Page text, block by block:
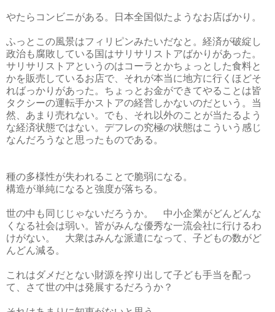
やたらコンビニがある。日本全国似たようなお店ばかり。
ふっとこの風景はフィリピンみたいだなと。経済が破綻し
政治も腐敗している国はサリサリストアばかりがあった。
サリサリストアというのはコーラとかちょっとした食料と
かを販売しているお店で、それが本当に地方に行くほどそ
ればっかりがあった。ちょっとお金ができてやることは皆
タクシーの運転手かストアの経営しかないのだという。当
然、あまり売れない。でも、それ以外のことが当たるよう
な経済状態ではない。デフレの究極の状態はこういう感じ
なんだろうなと思ったものである。
種の多様性が失われることで脆弱になる。
構造が単純になると強度が落ちる。
世の中も同じじゃないだろうか。 中小企業がどんどんな
くなる社会は弱い。皆がみんな優秀な一流会社に行けるわ
けがない。 大衆はみんな派遣になって、子どもの数がど
んどん減る。
これはダメだとない財源を搾り出して子ども手当を配っ
て、さて世の中は発展するだろうか？